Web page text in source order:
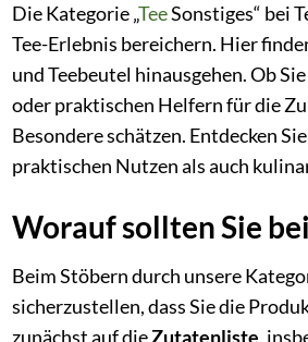
Die Kategorie „TeeSonstiges“ bei
Tee-Erlebnis bereichern. Hier
und Teebeutel hinausgehen. Ob
oder praktischen Helfern für die
Besondere schätzen. Entdecken
praktischen Nutzen als auch
Worauf sollten Sie
Beim Stöbern durch unsere
sicherzustellen, dass Sie die
zunächst auf dieZutatenliste,